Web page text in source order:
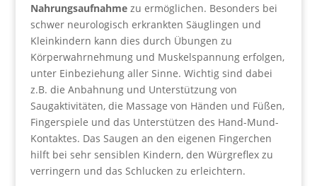
Nahrungsaufnahmezu ermöglichen. Besonders bei
schwer neurologisch erkrankten Säuglingen und
Kleinkindern kann dies durch Übungen zu
Körperwahrnehmung und Muskelspannung erfolgen,
unter Einbeziehung aller Sinne. Wichtig sind dabei
z.B. die Anbahnung und Unterstützung von
Saugaktivitäten, die Massage von Händen und Füßen,
Fingerspiele und das Unterstützen des Hand-Mund-
Kontaktes. Das Saugen an den eigenen Fingerchen
hilft bei sehr sensiblen Kindern, den Würgreflex zu
verringern und das Schlucken zu erleichtern.